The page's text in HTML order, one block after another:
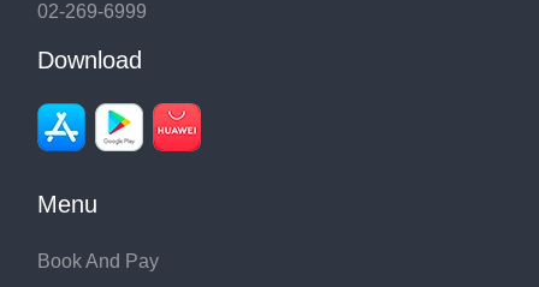
02-269-6999
Download
Menu
Book And Pay